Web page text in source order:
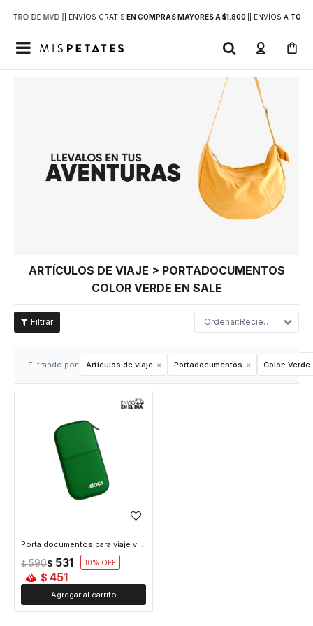
DE MVD | | ENVÍOS GRATIS EN COMPRAS MAYORES A $1.800 | ENVÍOS ATODO

ARTÍCULOS DE VIAJE > PORTADOCUMENTOS
COLOR VERDE EN SALE
Recientes
Filtrando por: Artículos de viaje Portadocumentos Color: Verde
Porta documentos para viaje verde - Verde
$ 531
$ 590 10
$ 451